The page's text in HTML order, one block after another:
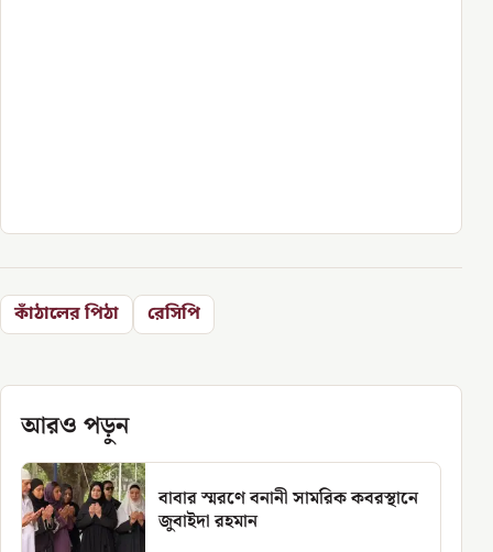
কাঁঠালের পিঠা রেসিপি
আরও পড়ুন
বাবার স্মরণে বনানী সামরিক কবরস্থানে
জুবাইদা রহমান